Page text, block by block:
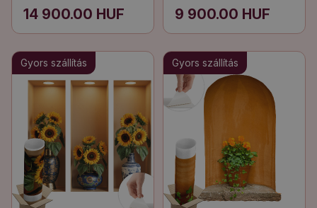
14 900.00 HUF 9 900.00 HUF
Gyors szállítás Gyors szállítás